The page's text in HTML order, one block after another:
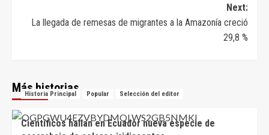
Next:
La llegada de remesas de migrantes a la Amazonía creció
29,8 %
Más historias
Historia Principal Popular Selección del editor
Científicos hallan en Ecuador nueva especie de